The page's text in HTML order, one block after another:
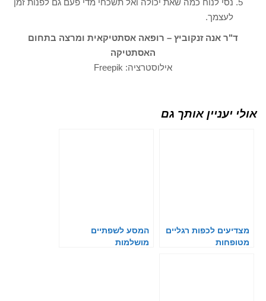
לעצמך.
ד"ר אנה זנקוביץ – רופאה אסתטיקאית ומרצה בתחום
האסתטיקה
אילוסטרציה: Freepik
אולי יעניין אותך גם
מצדיעים לכפות רגליים
מטופחות
המסע לשפתיים
מושלמות